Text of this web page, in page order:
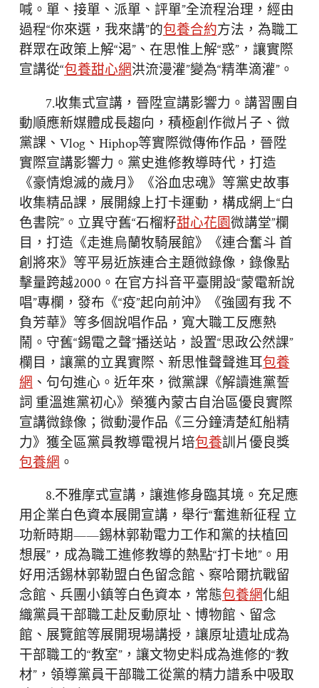
喊。單、接單、派單、評單”全流程治理，經由
過程“你來選，我來講”的包養合約方法，為職工
群眾在政策上解“渴”、在思惟上解“惑”，讓實際
宣講從“包養甜心網洪流漫灌”變為“精準滴灌”。
7.收集式宣講，晉陞宣講影響力。講習團自
動順應新媒體成長趨向，積極創作微片子、微
黨課、Vlog、Hiphop等實際微傳佈作品，晉陞
實際宣講影響力。黨史進修教導時代，打造
《豪情熄滅的歲月》《浴血忠魂》等黨史故事
收集精品課，展開線上打卡運動，構成網上“白
色書院”。立異守舊“石榴籽甜心花園微講堂”欄
目，打造《走進烏蘭牧騎展館》《連合奮斗 首
創將來》等平易近族連合主題微錄像，錄像點
擊量跨越2000。在官方抖音平臺開設“蒙電新說
唱”專欄，發布《“疫”起向前沖》《強國有我 不
負芳華》等多個說唱作品，寬大職工反應熱
鬧。守舊“錫電之聲”播送站，設置“思政公然課”
欄目，讓黨的立異實際、新思惟聲聲進耳包養
網 、句句進心。近年來，微黨課《解讀進黨誓
詞 重溫進黨初心》榮獲內蒙古自治區優良實際
宣講微錄像；微動漫作品《三分鐘清楚紅船精
力》獲全區黨員教導電視片培包養訓片優良獎
包養網 。
8.不雅摩式宣講，讓進修身臨其境。充足應
用企業白色資本展開宣講，舉行“奮進新征程 立
功新時期——錫林郭勒電力工作和黨的扶植回
想展”，成為職工進修教導的熱點“打卡地”。用
好用活錫林郭勒盟白色留念館、察哈爾抗戰留
念館、兵團小鎮等白色資本，常態包養網化組
織黨員干部職工赴反動原址、博物館、留念
館、展覽館等展開現場講授，讓原址遺址成為
干部職工的“教室”，讓文物史料成為進修的“教
材”，領導黨員干部職工從黨的精力譜系中吸取